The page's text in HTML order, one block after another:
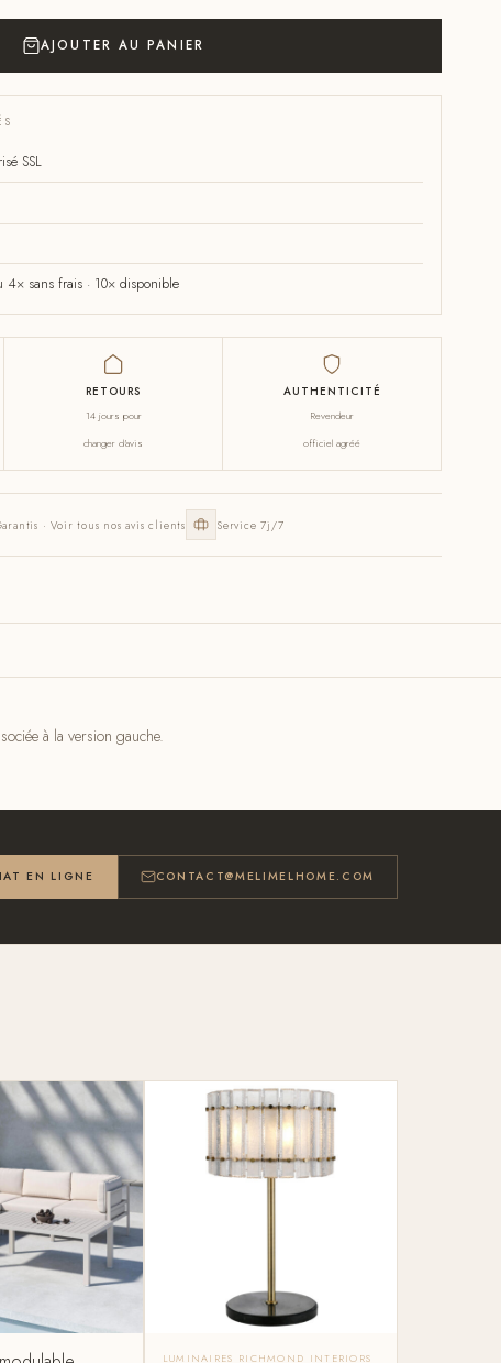
AJOUTER AU PANIER
SSL
4× sans frais · 10× disponible
RETOURS
14 jours pour
changer d'avis
AUTHENTICITÉ
Revendeur
officiel agréé
· Voir tous nos avis clients Service 7j/7
à la version gauche.
EN LIGNE CONTACT@MELIMELHOME.COM
LUMINAIRES RICHMOND INTERIORS